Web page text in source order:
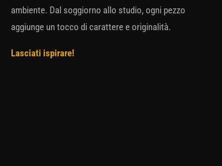
ambiente. Dal soggiorno allo studio, ogni pezzo
aggiunge un tocco di carattere e originalità.
Lasciati ispirare!